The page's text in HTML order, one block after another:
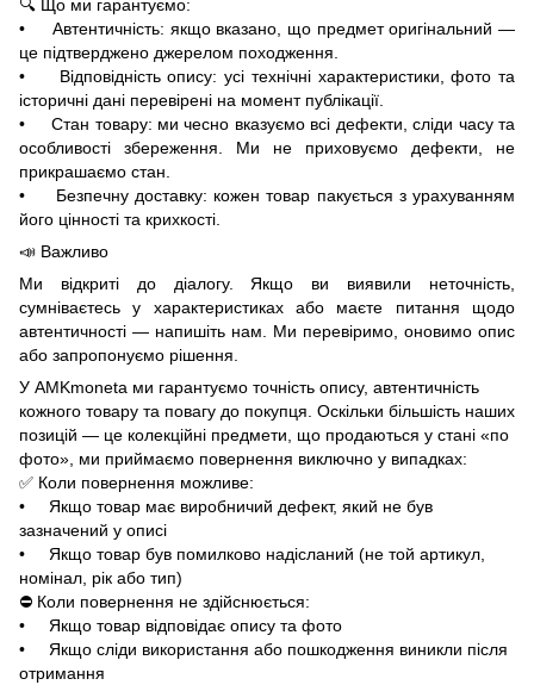
🔍 Що ми гарантуємо:
• Автентичність: якщо вказано, що предмет оригінальний —
це підтверджено джерелом походження.
• Відповідність опису: усі технічні характеристики, фото та
історичні дані перевірені на момент публікації.
• Стан товару: ми чесно вказуємо всі дефекти, сліди часу та
особливості збереження. Ми не приховуємо дефекти, не
прикрашаємо стан.
• Безпечну доставку: кожен товар пакується з урахуванням
його цінності та крихкості.
📣 Важливо
Ми відкриті до діалогу. Якщо ви виявили неточність,
сумніваєтесь у характеристиках або маєте питання щодо
автентичності — напишіть нам. Ми перевіримо, оновимо опис
або запропонуємо рішення.
У AMKmoneta ми гарантуємо точність опису, автентичність
кожного товару та повагу до покупця. Оскільки більшість наших
позицій — це колекційні предмети, що продаються у стані «по
фото», ми приймаємо повернення виключно у випадках:
✅ Коли повернення можливе:
• Якщо товар має виробничий дефект, який не був
зазначений у описі
• Якщо товар був помилково надісланий (не той артикул,
номінал, рік або тип)
⛔ Коли повернення не здійснюється:
• Якщо товар відповідає опису та фото
• Якщо сліди використання або пошкодження виникли після
отримання